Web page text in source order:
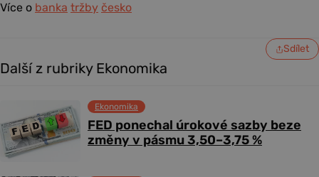
Více o banka tržby česko
Sdílet
Další z rubriky Ekonomika
FED ponechal úrokové sazby beze
změny v pásmu 3,50–3,75 %
Ekonomika